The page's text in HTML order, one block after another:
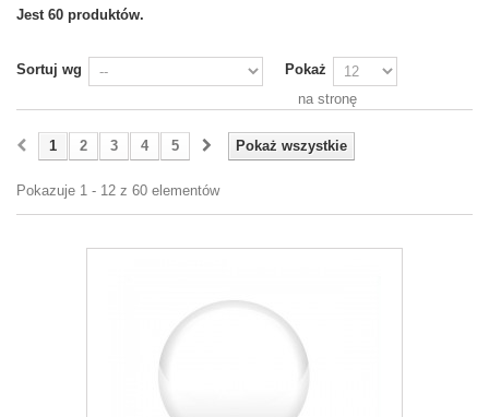
Jest 60 produktów.
Sortuj wg
Pokaż
na stronę
Pokaż wszystkie
1 2 3 4 5
Pokazuje 1 - 12 z 60 elementów